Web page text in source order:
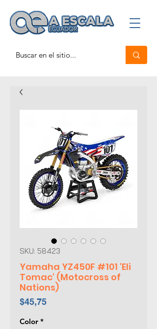
SKU: 58423
Yamaha YZ450F #101 'Eli
Tomac' (Motocross of
Nations)
$45,75Precio
Color *